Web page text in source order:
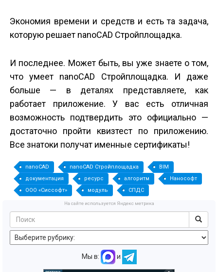
Экономия времени и средств и есть та задача,
которую решает nanoCAD Стройплощадка.
И последнее. Может быть, вы уже знаете о том,
что умеет nanoCAD Стройплощадка. И даже
больше — в деталях представляете, как
работает приложение. У вас есть отличная
возможность подтвердить это официально —
достаточно пройти квиз­тест по приложению.
Все знатоки получат именные сертификаты!
nanoCAD nanoCAD Стройплощадка
BIM
документация
ресурс алгоритм
Нанософт
ООО «Сиссофт»
модуль СПДС
На сайте используется Яндекс метрика
Мы в: и